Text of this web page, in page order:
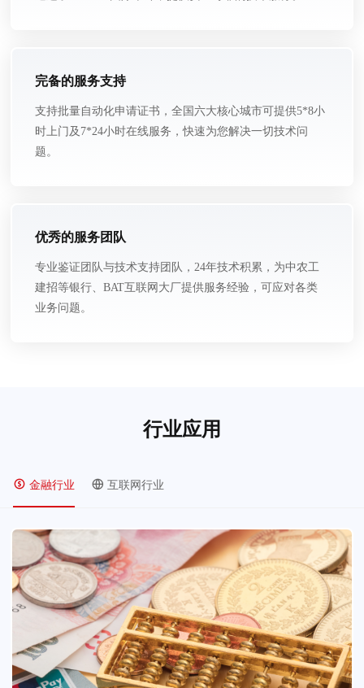
完备的服务支持
支持批量自动化申请证书，全国六大核心城市可提供5*8小
时上门及7*24小时在线服务，快速为您解决一切技术问
题。
优秀的服务团队
专业鉴证团队与技术支持团队，24年技术积累，为中农工
建招等银行、BAT互联网大厂提供服务经验，可应对各类
业务问题。
行业应用
金融行业 互联网行业